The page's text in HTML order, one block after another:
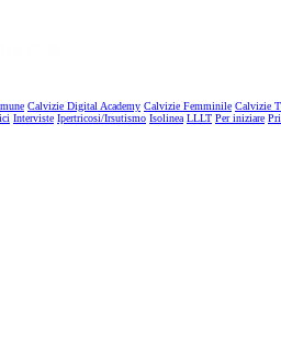
Calvizie Digital Academy Calvizie Femminile Calvizie
Interviste Ipertricosi/Irsutismo Isolinea LLLT Per iniziare